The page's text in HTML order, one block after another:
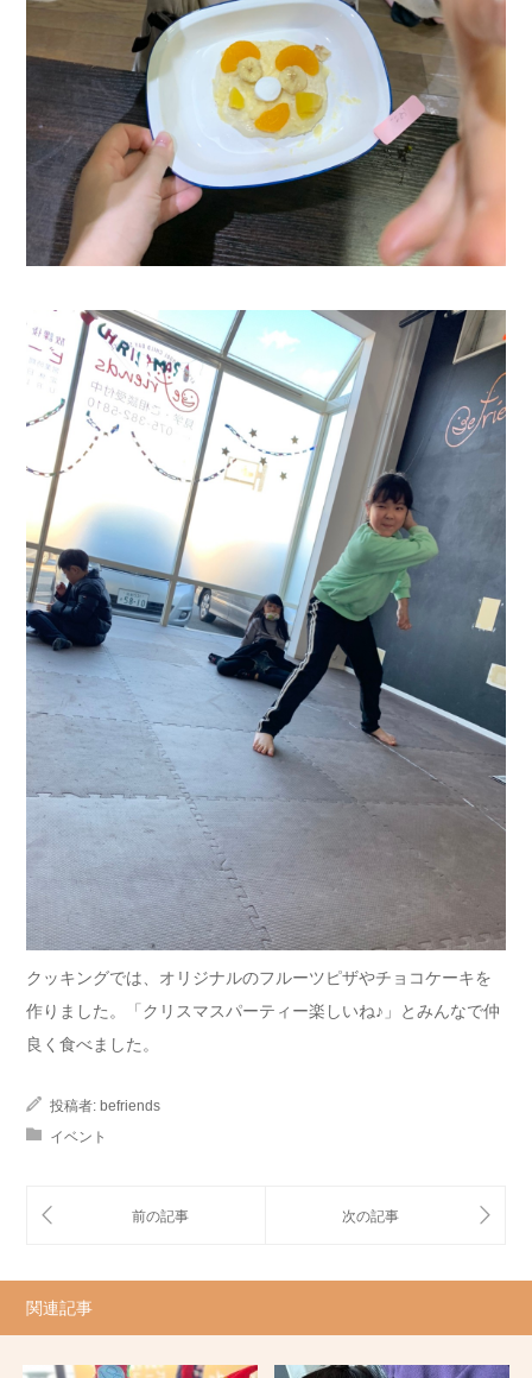
クッキングでは、オリジナルのフルーツピザやチョコケーキを
作りました。「クリスマスパーティー楽しいね♪」とみんなで仲
良く食べました。
投稿者: befriends
イベント
関連記事